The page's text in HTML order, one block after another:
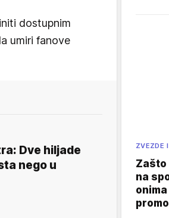
dostupnim
umiri fanove
Dve hiljade
nego u
ZVEZDE
Zašto
na